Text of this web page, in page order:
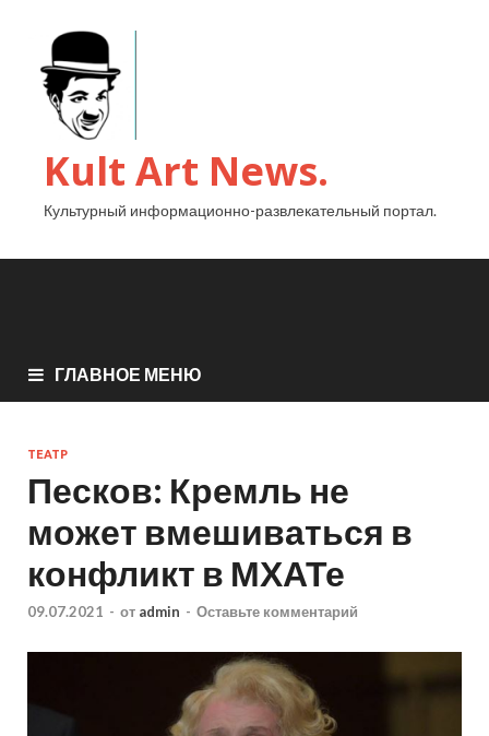
Kult Art News.
Культурный информационно-развлекательный портал.
ГЛАВНОЕ МЕНЮ
ТЕАТР
Песков: Кремль не
может вмешиваться в
конфликт в МХАТе
09.07.2021 - от admin - Оставьте комментарий